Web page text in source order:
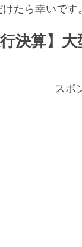
たら幸いです
行決算】
スポ